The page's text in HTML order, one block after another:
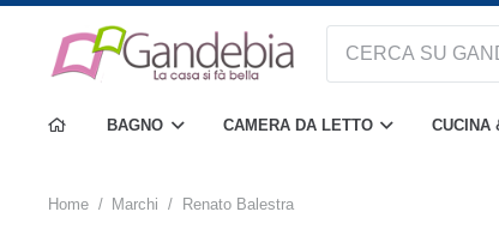
BAGNO CAMERA DA LETTO CUCINA
Home / Marchi / Renato Balestra